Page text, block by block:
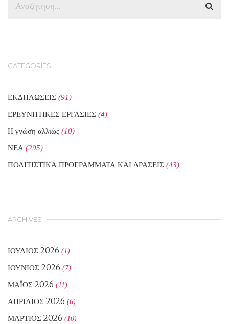
CATEGORIES
ΕΚΔΗΛΩΣΕΙΣ (91)
ΕΡΕΥΝΗΤΙΚΕΣ ΕΡΓΑΣΙΕΣ (4)
Η γνώση αλλιώς (10)
ΝΕΑ (295)
ΠΟΛΙΤΙΣΤΙΚΑ ΠΡΟΓΡΑΜΜΑΤΑ ΚΑΙ ΔΡΑΣΕΙΣ (43)
ARCHIVES
ΙΟΎΛΙΟΣ 2026 (1)
ΙΟΎΝΙΟΣ 2026 (7)
ΜΆΙΟΣ 2026 (11)
ΑΠΡΊΛΙΟΣ 2026 (6)
ΜΆΡΤΙΟΣ 2026 (10)